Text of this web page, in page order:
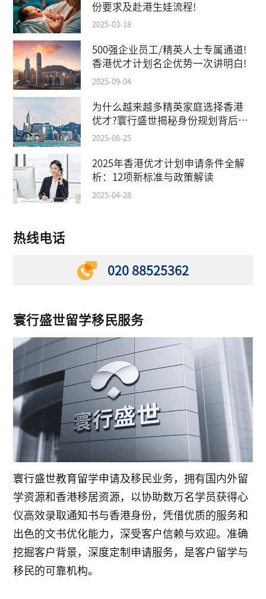
份要求及赴港生娃流程!
2025-03-18
500强企业员工/精英人士专属通道!
香港优才计划名企优势一次讲明白!
2025-09-04
为什么越来越多精英家庭选择香港
优才?寰行盛世揭秘身份规划背后的
教育红利
2025-08-25
2025年香港优才计划申请条件全解
析：12项新标准与政策解读
2025-04-28
热线电话
020 88525362
寰行盛世留学移民服务
寰行盛世教育留学申请及移民业务，拥有国内外留
学资源和香港移居资源，以协助数万名学员获得心
仪高效录取通知书与香港身份，凭借优质的服务和
出色的文书优化能力，深受客户信赖与欢迎。准确
挖掘客户背景，深度定制申请服务，是客户留学与
移民的可靠机构。